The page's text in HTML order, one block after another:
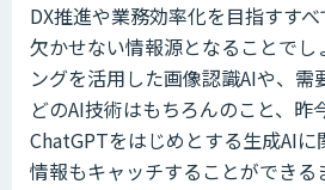
DX推進や業務効率化を目指すすべ
欠かせない情報源となることでし
ングを活用した画像認識AIや、需
どのAI技術はもちろんのこと、昨
ChatGPTをはじめとする生成AI
情報もキャッチすることができる